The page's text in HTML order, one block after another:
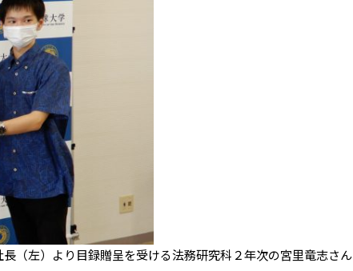
（左）より目録贈呈を受ける法務研究科２年次の宮⾥⻯志さん